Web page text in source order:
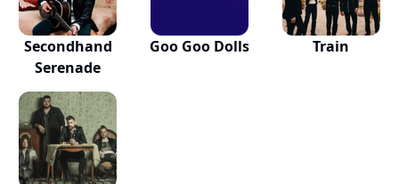
Secondhand
Serenade
Goo Goo Dolls Train